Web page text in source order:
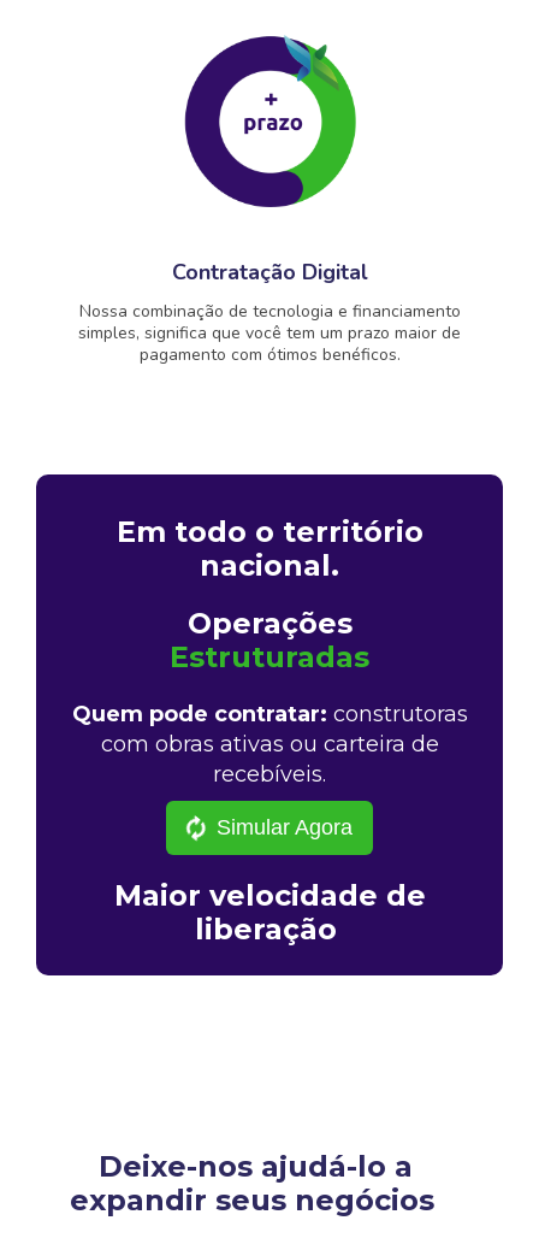
Contratação Digital
Nossa combinação de tecnologia e financiamento
simples, significa que você tem um prazo maior de
pagamento com ótimos benéficos.
Em todo o território
nacional.
Operações
Estruturadas
Quem pode contratar: construtoras
com obras ativas ou carteira de
recebíveis.
Simular Agora
Maior velocidade de
liberação
Deixe-nos ajudá-lo a
expandir seus negócios